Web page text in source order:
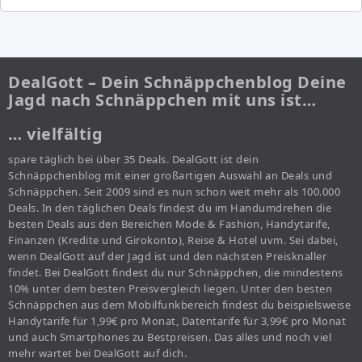
DealGott – Dein Schnäppchenblog Deine
Jagd nach Schnäppchen mit uns ist…
… vielfältig
spare täglich bei über 35 Deals. DealGott ist dein
Schnäppchenblog mit einer großartigen Auswahl an Deals und
Schnäppchen. Seit 2009 sind es nun schon weit mehr als 100.000
Deals. In den täglichen Deals findest du im Handumdrehen die
besten Deals aus den Bereichen Mode & Fashion, Handytarife,
Finanzen (Kredite und Girokonto), Reise & Hotel uvm. Sei dabei,
wenn DealGott auf der Jagd ist und den nächsten Preisknaller
findet. Bei DealGott findest du nur Schnäppchen, die mindestens
10% unter dem besten Preisvergleich liegen. Unter den besten
Schnäppchen aus dem Mobilfunkbereich findest du beispielsweise
Handytarife für 1,99€ pro Monat, Datentarife für 3,99€ pro Monat
und auch Smartphones zu Bestpreisen. Das alles und noch viel
mehr wartet bei DealGott auf dich.